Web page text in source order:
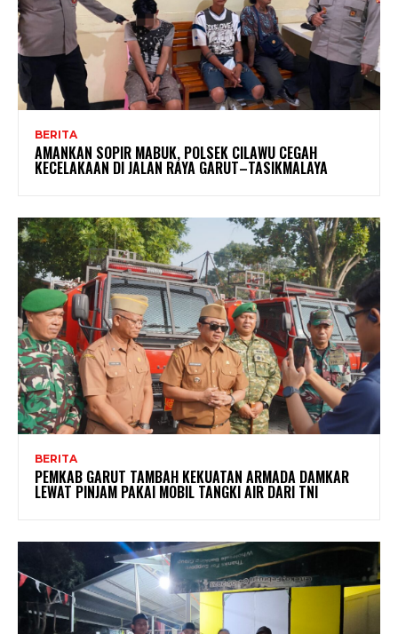
BERITA
AMANKAN SOPIR MABUK, POLSEK CILAWU CEGAH
KECELAKAAN DI JALAN RAYA GARUT–TASIKMALAYA
BERITA
PEMKAB GARUT TAMBAH KEKUATAN ARMADA DAMKAR
LEWAT PINJAM PAKAI MOBIL TANGKI AIR DARI TNI